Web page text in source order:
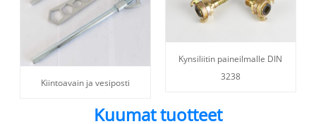
Kiintoavain ja vesiposti
Kynsiliitin paineilmalle DIN
3238
Kuumat tuotteet